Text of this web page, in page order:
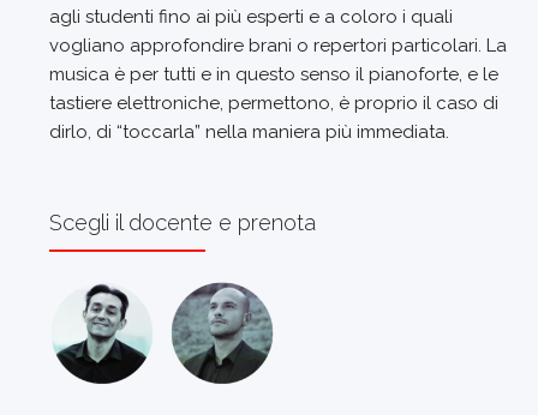
agli studenti fino ai più esperti e a coloro i quali
vogliano approfondire brani o repertori particolari. La
musica è per tutti e in questo senso il pianoforte, e le
tastiere elettroniche, permettono, è proprio il caso di
dirlo, di “toccarla” nella maniera più immediata.
Scegli il docente e prenota